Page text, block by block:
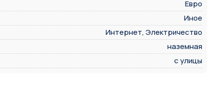
Евро
Иное
Интернет, Электричество
наземная
с улицы